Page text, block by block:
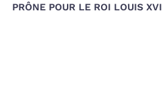
PRÔNE POUR LE ROI LOUIS XVI